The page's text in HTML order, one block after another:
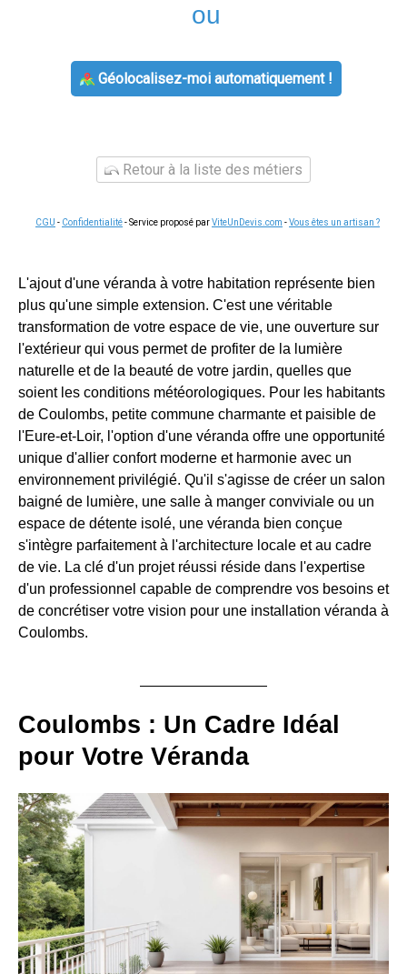
ou
Géolocalisez-moi automatiquement !
Retour à la liste des métiers
CGU - Confidentialité- Service proposé parViteUnDevis.com -Vous êtes un artisan ?
L'ajout d'une véranda à votre habitation représente bien
plus qu'une simple extension. C'est une véritable
transformation de votre espace de vie, une ouverture sur
l'extérieur qui vous permet de profiter de la lumière
naturelle et de la beauté de votre jardin, quelles que
soient les conditions météorologiques. Pour les habitants
de Coulombs, petite commune charmante et paisible de
l'Eure-et-Loir, l'option d'une véranda offre une opportunité
unique d'allier confort moderne et harmonie avec un
environnement privilégié. Qu'il s'agisse de créer un salon
baigné de lumière, une salle à manger conviviale ou un
espace de détente isolé, une véranda bien conçue
s'intègre parfaitement à l'architecture locale et au cadre
de vie. La clé d'un projet réussi réside dans l'expertise
d'un professionnel capable de comprendre vos besoins et
de concrétiser votre vision pour une installation véranda à
Coulombs.
Coulombs : Un Cadre Idéal
pour Votre Véranda